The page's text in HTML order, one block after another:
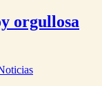
orgullosa